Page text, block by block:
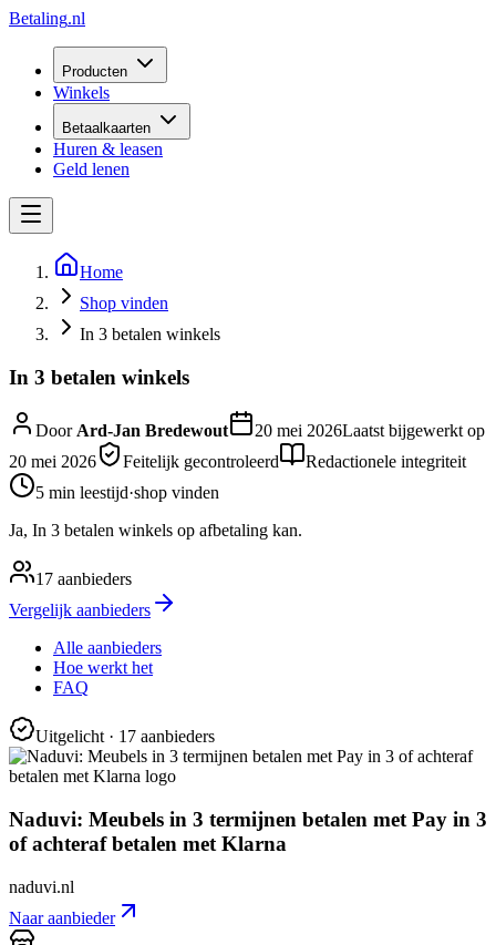
Betaling.nl
Producten
Winkels
Betaalkaarten
Huren & leasen
Geld lenen
Home
Shop vinden
In 3 betalen winkels
In 3 betalen winkels
DoorArd-Jan Bredewout 20 mei 2026Laatst bijgewerkt op
20 mei 2026
Feitelijk gecontroleerd
Redactionele integriteit
5 min leestijd·shop vinden
Ja, In 3 betalen winkels op afbetaling kan.
17 aanbieders
Vergelijk aanbieders
Alle aanbieders
Hoe werkt het
FAQ
Uitgelicht· 17 aanbieders
Naduvi: Meubels in 3 termijnen betalen met Pay in 3
of achteraf betalen met Klarna
naduvi.nl
Naar aanbieder